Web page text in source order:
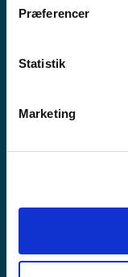
Præferencer
Statistik
Marketing